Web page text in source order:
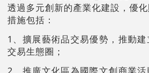
透過多元創新的產業化建設，優化
措施包括：
1、擴展藝術品交易優勢，推動
交易生態圈；